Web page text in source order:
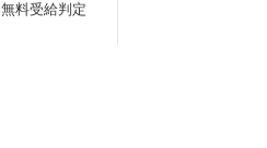
無料受給判定